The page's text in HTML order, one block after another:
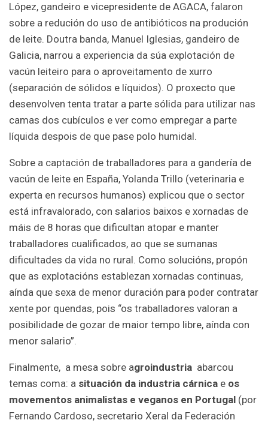
López, gandeiro e vicepresidente de AGACA, falaron
sobre a redución do uso de antibióticos na produción
de leite. Doutra banda, Manuel Iglesias, gandeiro de
Galicia, narrou a experiencia da súa explotación de
vacún leiteiro para o aproveitamento de xurro
(separación de sólidos e líquidos). O proxecto que
desenvolven tenta tratar a parte sólida para utilizar nas
camas dos cubículos e ver como empregar a parte
líquida despois de que pase polo humidal.
Sobre a captación de traballadores para a gandería de
vacún de leite en España, Yolanda Trillo (veterinaria e
experta en recursos humanos) explicou que o sector
está infravalorado, con salarios baixos e xornadas de
máis de 8 horas que dificultan atopar e manter
traballadores cualificados, ao que se sumanas
dificultades da vida no rural. Como solucións, propón
que as explotacións establezan xornadas continuas,
aínda que sexa de menor duración para poder contratar
xente por quendas, pois “os traballadores valoran a
posibilidade de gozar de maior tempo libre, aínda con
menor salario”.
Finalmente, a mesa sobre agroindustria abarcou
temas coma: a situación da industria cárnica e os
movementos animalistas e veganos en Portugal (por
Fernando Cardoso, secretario Xeral da Federación